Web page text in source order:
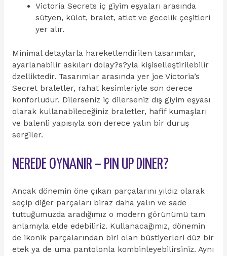
Victoria Secrets iç giyim eşyaları arasında
sütyen, külot, bralet, atlet ve gecelik çeşitleri
yer alır.
Minimal detaylarla hareketlendirilen tasarımlar,
ayarlanabilir askıları dolay?s?yla kişiselleştirilebilir
özelliktedir. Tasarımlar arasında yer joe Victoria’s
Secret braletler, rahat kesimleriyle son derece
konforludur. Dilerseniz iç dilerseniz dış giyim eşyası
olarak kullanabileceğiniz braletler, hafif kumaşları
ve balenli yapısıyla son derece yalın bir duruş
sergiler.
NEREDE OYNANIR – PIN UP DINER?
Ancak dönemin öne çıkan parçalarını yıldız olarak
seçip diğer parçaları biraz daha yalın ve sade
tuttuğumuzda aradığımız o modern görünümü tam
anlamıyla elde edebiliriz. Kullanacağımız, dönemin
de ikonik parçalarından biri olan büstiyerleri düz bir
etek ya de uma pantolonla kombinleyebilirsiniz. Aynı